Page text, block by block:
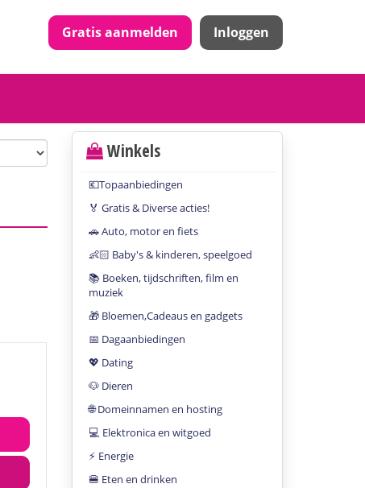
Inloggen
Gratis aanmelden
Winkels
💶Topaanbiedingen
🏅 Gratis & Diverse acties!
🚗 Auto, motor en fiets
👶🏻 Baby's & kinderen, speelgoed
📚 Boeken, tijdschriften, film en
muziek
🎁 Bloemen,Cadeaus en gadgets
📅 Dagaanbiedingen
💖 Dating
🐶 Dieren
🌐 Domeinnamen en hosting
💻 Elektronica en witgoed
⚡️ Energie
🍔 Eten en drinken